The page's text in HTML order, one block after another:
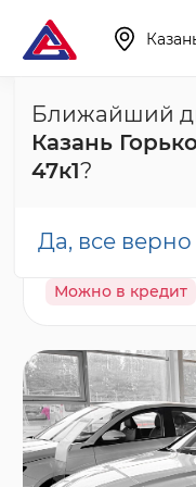
Ближайший
Казань
47к1?
Да, все верно
Главная Каталог
Geely
Можно в кредит